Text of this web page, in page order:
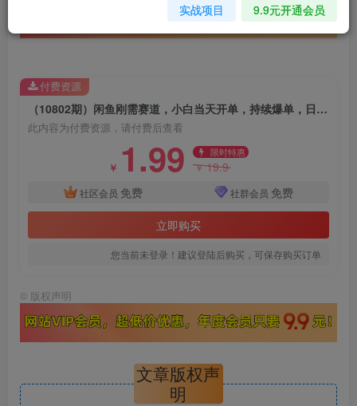
（10802期）闲鱼刚需赛道，小白当天开单，持续爆单，日入1000+
此内容为付费资源，请付费后查看
￥ 1.99 限时特惠
￥19.9
社区会员 免费 社群会员 免费
立即购买
您当前未登录！建议登陆后购买，可保存购买订单
付费资源
© 版权声明
文章版权声
明
实战项目 9.9元开通会员